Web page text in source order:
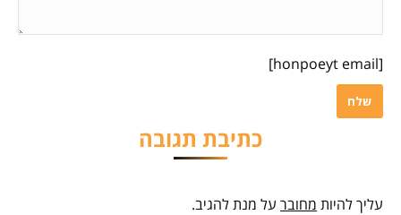
[honpoeyt email]
כתיבת תגובה
עליך להיות מחובר על מנת להגיב.